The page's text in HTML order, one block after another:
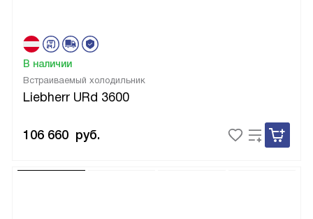
Встраиваемый холодильник
Liebherr URd 3600
В наличии
106 660 руб.